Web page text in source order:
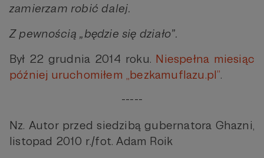
zamierzam robić dalej.
Z pewnością „będzie się działo”.
Był 22 grudnia 2014 roku. Niespełna miesiąc
później uruchomiłem „bezkamuflazu.pl”.
-----
Nz. Autor przed siedzibą gubernatora Ghazni,
listopad 2010 r./fot. Adam Roik